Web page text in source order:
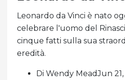
Leonardo da Vinci è nato
celebrare l'uomo del
cinque fatti sulla sua
eredità.
Di Wendy MeadJun 21,